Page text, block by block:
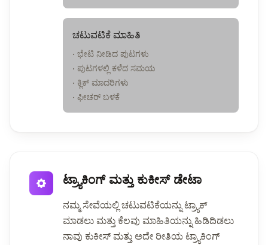
ಚಟುವಟಿಕೆ ಮಾಹಿತಿ
• ಭೇಟಿ ನೀಡಿದ ಪುಟಗಳು
• ಪುಟಗಳಲ್ಲಿ ಕಳೆದ ಸಮಯ
• ಕ್ಲಿಕ್ ಮಾದರಿಗಳು
• ಫೀಚರ್ ಬಳಕೆ
ಟ್ರ್ಯಾಕಿಂಗ್ ಮತ್ತು ಕುಕೀಸ್ ಡೇಟಾ
ನಮ್ಮ ಸೇವೆಯಲ್ಲಿ ಚಟುವಟಿಕೆಯನ್ನು ಟ್ರ್ಯಾಕ್
ಮಾಡಲು ಮತ್ತು ಕೆಲವು ಮಾಹಿತಿಯನ್ನು ಹಿಡಿದಿಡಲು
ನಾವು ಕುಕೀಸ್ ಮತ್ತು ಅದೇ ರೀತಿಯ ಟ್ರ್ಯಾಕಿಂಗ್